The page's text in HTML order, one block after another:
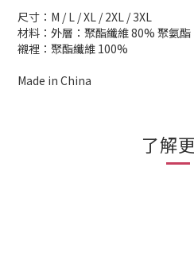
尺寸：M / L / XL / 2XL / 3XL
材料：外層：聚酯纖維 80% 聚氨酯
襯裡：聚酯纖維 100%
Made in China
了解